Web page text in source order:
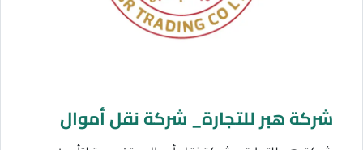
شركة هبر للتجارة_ شركة نقل أموال